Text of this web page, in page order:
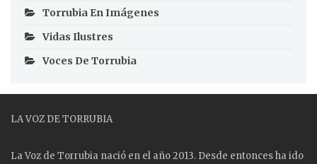
Torrubia En Imágenes
Vidas Ilustres
Voces De Torrubia
LA VOZ DE TORRUBIA
La Voz de Torrubia nació en el año 2013. Desde entonces ha ido